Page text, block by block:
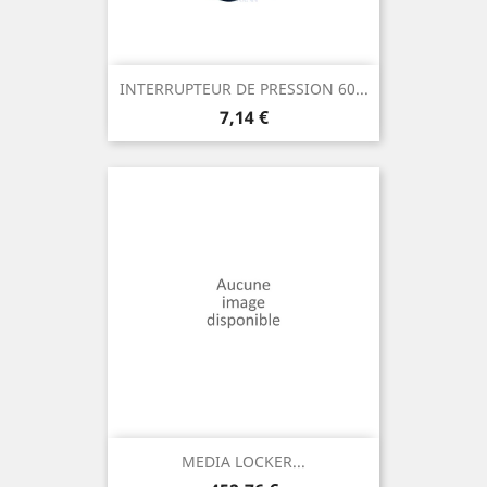
INTERRUPTEUR DE PRESSION 60...
Prix
7,14 €
MEDIA LOCKER...